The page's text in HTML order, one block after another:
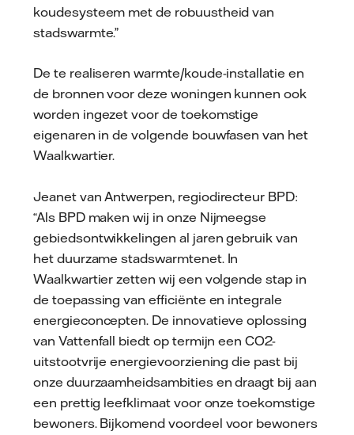
koudesysteem met de robuustheid van
stadswarmte.”
De te realiseren warmte/koude-installatie en
de bronnen voor deze woningen kunnen ook
worden ingezet voor de toekomstige
eigenaren in de volgende bouwfasen van het
Waalkwartier.
Jeanet van Antwerpen, regiodirecteur BPD:
“Als BPD maken wij in onze Nijmeegse
gebiedsontwikkelingen al jaren gebruik van
het duurzame stadswarmtenet. In
Waalkwartier zetten wij een volgende stap in
de toepassing van efficiënte en integrale
energieconcepten. De innovatieve oplossing
van Vattenfall biedt op termijn een CO2-
uitstootvrije energievoorziening die past bij
onze duurzaamheidsambities en draagt bij aan
een prettig leefklimaat voor onze toekomstige
bewoners. Bijkomend voordeel voor bewoners